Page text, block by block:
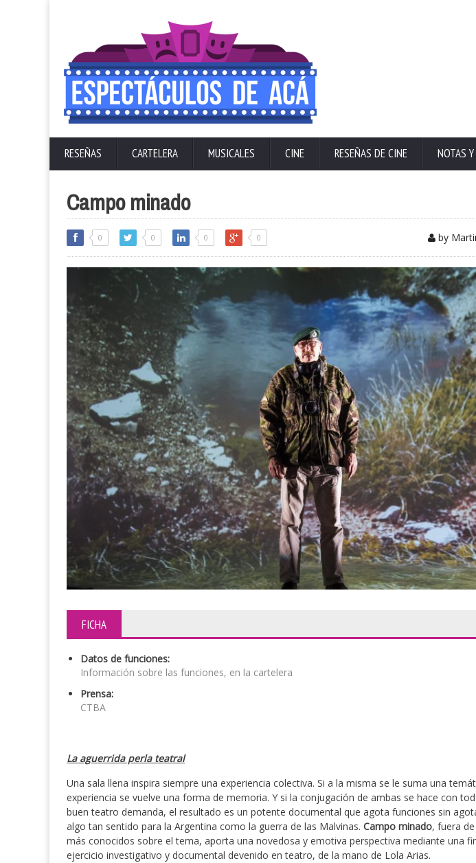
RESEÑAS CARTELERA MUSICALES CINE RESEÑAS DE CINE NOTAS
Campo minado
0 0 0 0 by
FICHA
Datos de funciones:
Información sobre las funciones, en la cartelera
Prensa:
CTBA
La aguerrida perla teatral
Una sala llena inspira siempre una experiencia colectiva. Si a la misma se le suma una
experiencia se vuelve una forma de memoria. Y si la conjugación de ambas se hace con
buen teatro demanda, el resultado es un potente documental que agota funciones sin
algo tan sentido para la Argentina como la guerra de las Malvinas. Campo minado, fuera
más conocidos sobre el tema, aporta una novedosa y emotiva perspectiva mediante una
ejercicio investigativo y documental devenido en teatro, de la mano de Lola Arias.